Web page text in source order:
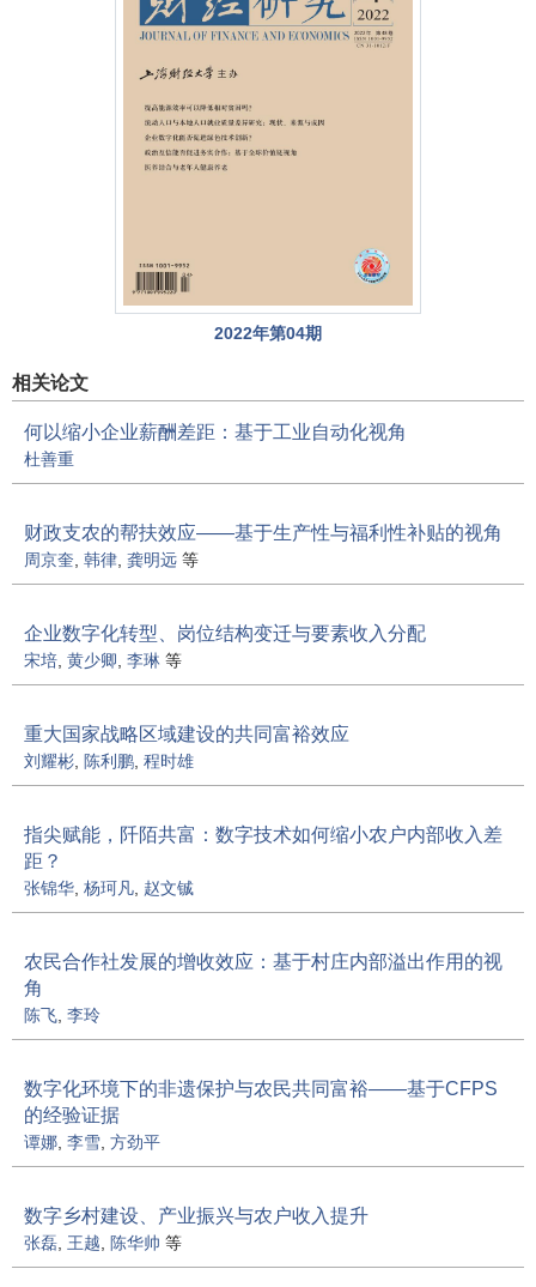
2022年第04期
相关论文
何以缩小企业薪酬差距：基于工业自动化视角
杜善重
财政支农的帮扶效应——基于生产性与福利性补贴的视角
周京奎 韩律 龚明远 等
企业数字化转型、岗位结构变迁与要素收入分配
宋培 黄少卿 李琳 等
重大国家战略区域建设的共同富裕效应
刘耀彬 陈利鹏 程时雄
指尖赋能，阡陌共富：数字技术如何缩小农户内部收入差
距？
张锦华 杨珂凡 赵文铖
农民合作社发展的增收效应：基于村庄内部溢出作用的视
角
陈飞 李玲
数字化环境下的非遗保护与农民共同富裕——基于CFPS
的经验证据
谭娜 李雪 方劲平
数字乡村建设、产业振兴与农户收入提升
张磊 王越 陈华帅 等